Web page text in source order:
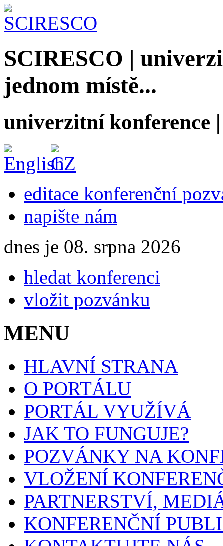
SCIRESCO |
jednom místě...
univerzitní konference
editace konferenční
napište nám
dnes je 08. srpna 2026
hledat konferenci
vložit pozvánku
MENU
HLAVNÍ STRANA
O PORTÁLU
PORTÁL VYUŽÍVÁ
JAK TO FUNGUJE?
POZVÁNKY NA
VLOŽENÍ
PARTNERSTVÍ,
KONFERENČNÍ